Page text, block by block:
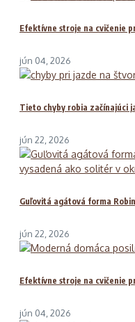
Efektívne stroje na cvičenie
jún 04, 2026
Tieto chyby robia začínajúci
jún 22, 2026
Guľovitá agátová forma
jún 22, 2026
Efektívne stroje na cvičenie
jún 04, 2026